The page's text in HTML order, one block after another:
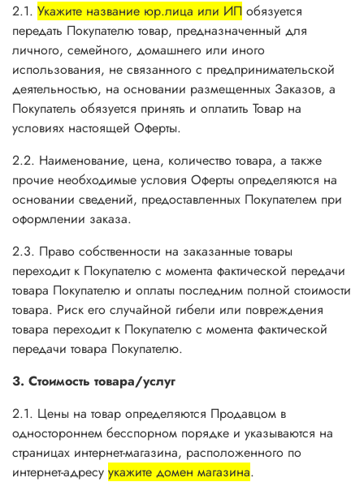
2.1. Укажите название юр.лица или ИП обязуется
передать Покупателю товар, предназначенный для
личного, семейного, домашнего или иного
использования, не связанного с предпринимательской
деятельностью, на основании размещенных Заказов, а
Покупатель обязуется принять и оплатить Товар на
условиях настоящей Оферты.
2.2. Наименование, цена, количество товара, а также
прочие необходимые условия Оферты определяются на
основании сведений, предоставленных Покупателем при
оформлении заказа.
2.3. Право собственности на заказанные товары
переходит к Покупателю с момента фактической передачи
товара Покупателю и оплаты последним полной стоимости
товара. Риск его случайной гибели или повреждения
товара переходит к Покупателю с момента фактической
передачи товара Покупателю.
3. Стоимость товара/услуг
2.1. Цены на товар определяются Продавцом в
одностороннем бесспорном порядке и указываются на
страницах интернет-магазина, расположенного по
интернет-адресу укажите домен магазина.